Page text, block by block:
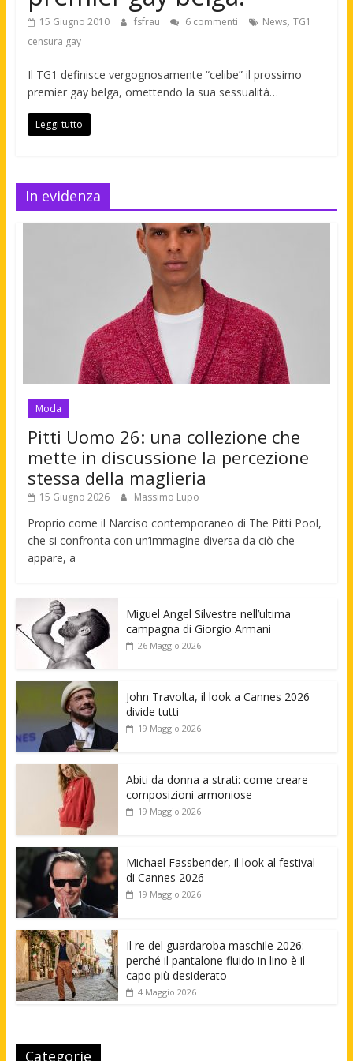
15 Giugno 2010 fsfrau 6 commenti News, TG1
censura gay
Il TG1 definisce vergognosamente “celibe” il prossimo
premier gay belga, omettendo la sua sessualità…
Leggi tutto
In evidenza
Moda
Pitti Uomo 26: una collezione che
mette in discussione la percezione
stessa della maglieria
15 Giugno 2026 Massimo Lupo
Proprio come il Narciso contemporaneo di The Pitti Pool,
che si confronta con un’immagine diversa da ciò che
appare, a
Miguel Angel Silvestre nell’ultima
campagna di Giorgio Armani
26 Maggio 2026
John Travolta, il look a Cannes 2026
divide tutti
19 Maggio 2026
Abiti da donna a strati: come creare
composizioni armoniose
19 Maggio 2026
Michael Fassbender, il look al festival
di Cannes 2026
19 Maggio 2026
Il re del guardaroba maschile 2026:
perché il pantalone fluido in lino è il
capo più desiderato
4 Maggio 2026
Categorie